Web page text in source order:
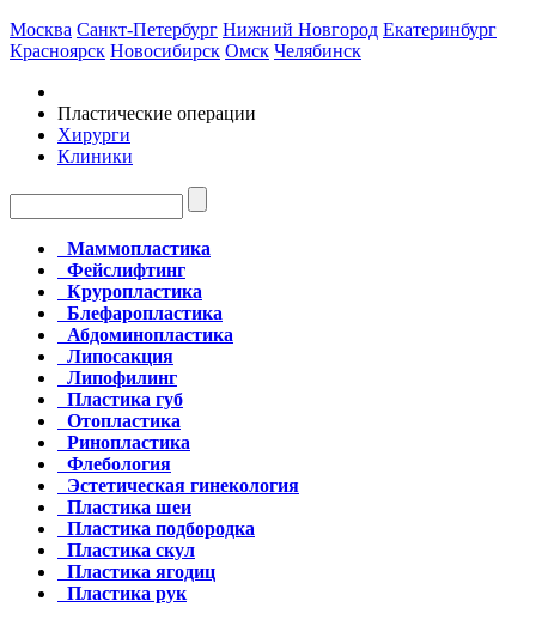
Москва Санкт-Петербург Нижний Новгород Екатеринбург
Красноярск Новосибирск Омск Челябинск
Пластические операции
Хирурги
Клиники
Маммопластика
Фейслифтинг
Круропластика
Блефаропластика
Абдоминопластика
Липосакция
Липофилинг
Пластика губ
Отопластика
Ринопластика
Флебология
Эстетическая гинекология
Пластика шеи
Пластика подбородка
Пластика скул
Пластика ягодиц
Пластика рук